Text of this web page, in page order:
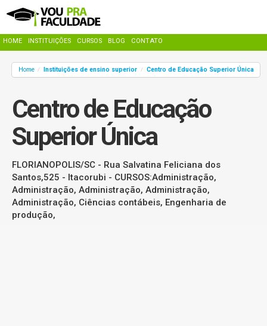
HOME INSTITUIÇÕES CURSOS BLOG CONTATO
Home / Instituições de ensino superior / Centro de Educação Superior Única
Centro de Educação
Superior Única
FLORIANOPOLIS/SC - Rua Salvatina Feliciana dos
Santos,525 - Itacorubi - CURSOS:Administração,
Administração, Administração, Administração,
Administração, Ciências contábeis, Engenharia de
produção,